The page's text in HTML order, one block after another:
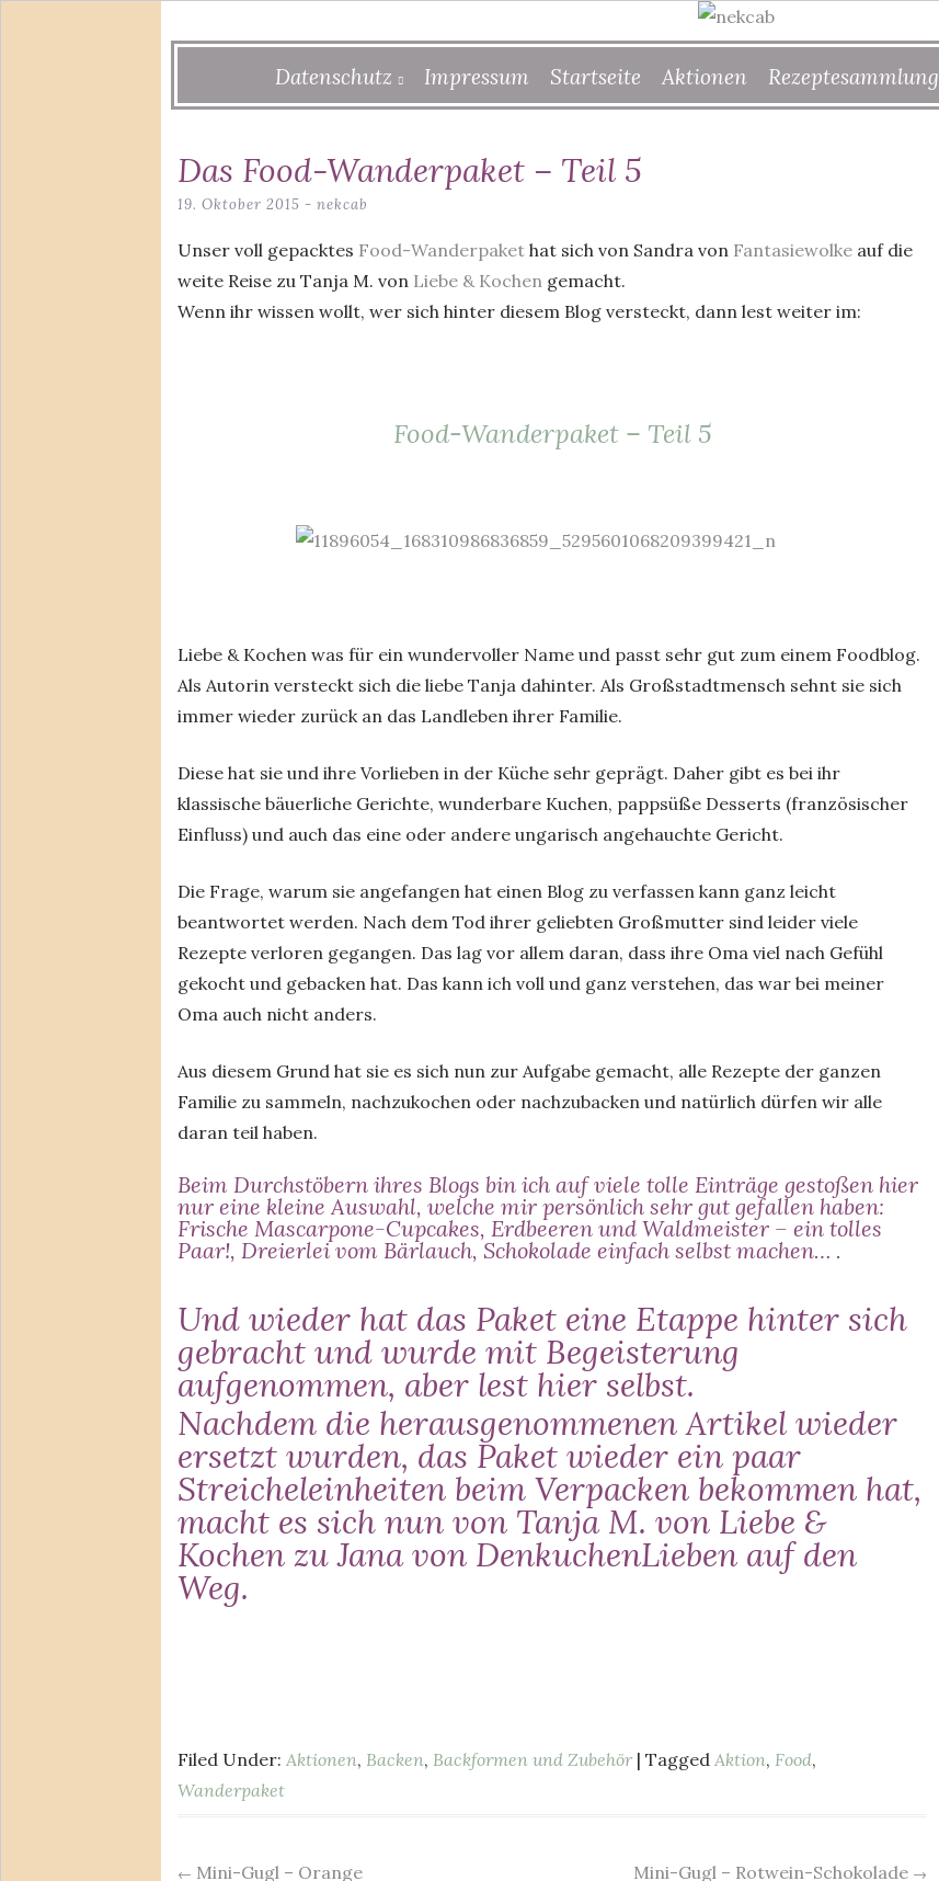
to
Datenschutz Impressum Startseite Aktionen Rezeptesammlung
Das Food-Wanderpaket – Teil 5
19. Oktober 2015 - nekcab
Unser voll gepacktes Food-Wanderpaket hat sich von Sandra von Fantasiewolke auf die
weite Reise zu Tanja M. von Liebe & Kochen gemacht.
Wenn ihr wissen wollt, wer sich hinter diesem Blog versteckt, dann lest weiter im:
Food-Wanderpaket – Teil 5
Liebe & Kochen was für ein wundervoller Name und passt sehr gut zum einem Foodblog.
Als Autorin versteckt sich die liebe Tanja dahinter. Als Großstadtmensch sehnt sie sich
immer wieder zurück an das Landleben ihrer Familie.
Diese hat sie und ihre Vorlieben in der Küche sehr geprägt. Daher gibt es bei ihr
klassische bäuerliche Gerichte, wunderbare Kuchen, pappsüße Desserts (französischer
Einfluss) und auch das eine oder andere ungarisch angehauchte Gericht.
Die Frage, warum sie angefangen hat einen Blog zu verfassen kann ganz leicht
beantwortet werden. Nach dem Tod ihrer geliebten Großmutter sind leider viele
Rezepte verloren gegangen. Das lag vor allem daran, dass ihre Oma viel nach Gefühl
gekocht und gebacken hat. Das kann ich voll und ganz verstehen, das war bei meiner
Oma auch nicht anders.
Aus diesem Grund hat sie es sich nun zur Aufgabe gemacht, alle Rezepte der ganzen
Familie zu sammeln, nachzukochen oder nachzubacken und natürlich dürfen wir alle
daran teil haben.
Beim Durchstöbern ihres Blogs bin ich auf viele tolle Einträge gestoßen hier
nur eine kleine Auswahl, welche mir persönlich sehr gut gefallen haben:
Frische Mascarpone-Cupcakes, Erdbeeren und Waldmeister – ein tolles
Paar!, Dreierlei vom Bärlauch,Schokolade einfach selbst machen… .
Und wieder hat das Paket eine Etappe hinter sich
gebracht und wurde mit Begeisterung
aufgenommen, aber lest hier selbst.
Nachdem die herausgenommenen Artikel wieder
ersetzt wurden, das Paket wieder ein paar
Streicheleinheiten beim Verpacken bekommen hat,
macht es sich nun von Tanja M. von Liebe &
Kochen zu Jana von DenkuchenLieben auf den
Weg.
Filed Under: Aktionen, Backen, Backformen und Zubehör | Tagged Aktion, Food,
Wanderpaket
← Mini-Gugl – Orange Mini-Gugl – Rotwein-Schokolade →